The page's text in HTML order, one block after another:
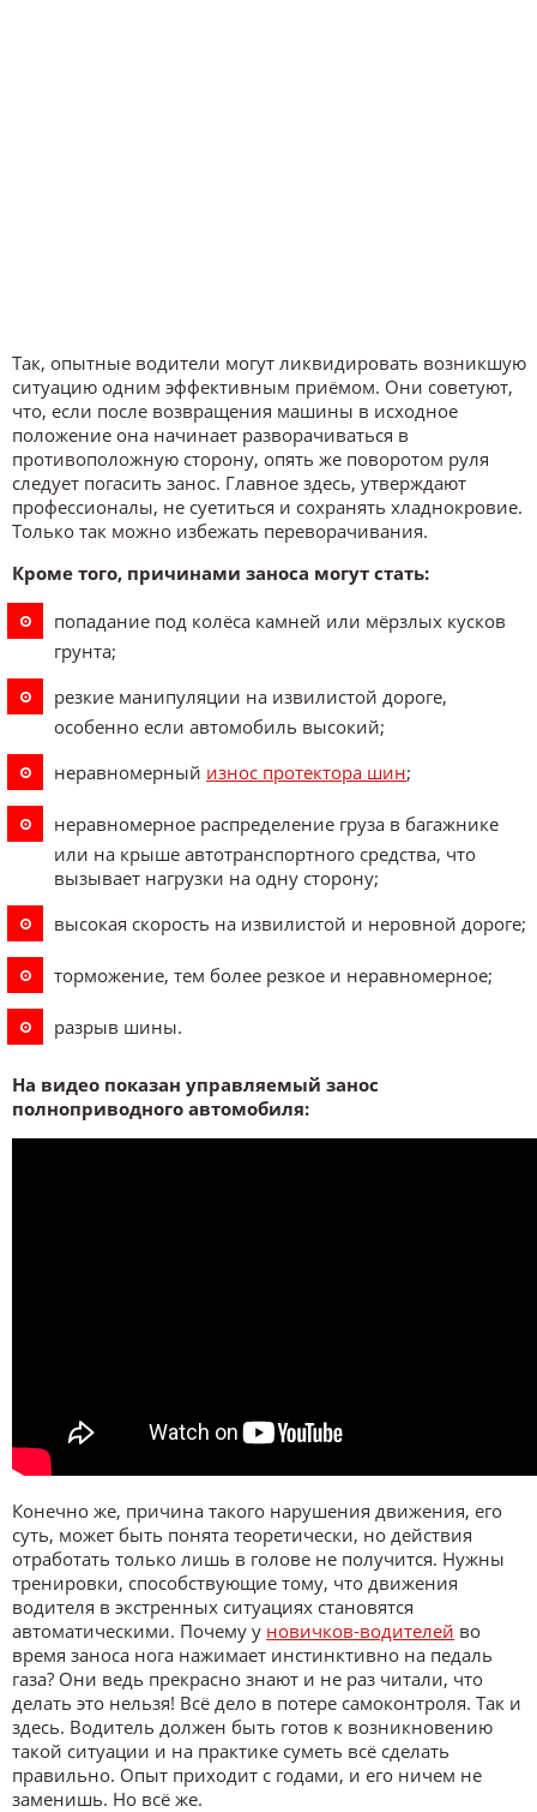
Так, опытные водители могут ликвидировать возникшую
ситуацию одним эффективным приёмом. Они советуют,
что, если после возвращения машины в исходное
положение она начинает разворачиваться в
противоположную сторону, опять же поворотом руля
следует погасить занос. Главное здесь, утверждают
профессионалы, не суетиться и сохранять хладнокровие.
Только так можно избежать переворачивания.
Кроме того, причинами заноса могут стать:
попадание под колёса камней или мёрзлых кусков
грунта;
резкие манипуляции на извилистой дороге,
особенно если автомобиль высокий;
неравномерный износ протектора шин;
неравномерное распределение груза в багажнике
или на крыше автотранспортного средства, что
вызывает нагрузки на одну сторону;
высокая скорость на извилистой и неровной дороге;
торможение, тем более резкое и неравномерное;
разрыв шины.
На видео показан управляемый занос
полноприводного автомобиля:
Конечно же, причина такого нарушения движения, его
суть, может быть понята теоретически, но действия
отработать только лишь в голове не получится. Нужны
тренировки, способствующие тому, что движения
водителя в экстренных ситуациях становятся
автоматическими. Почему у новичков-водителей во
время заноса нога нажимает инстинктивно на педаль
газа? Они ведь прекрасно знают и не раз читали, что
делать это нельзя! Всё дело в потере самоконтроля. Так и
здесь. Водитель должен быть готов к возникновению
такой ситуации и на практике суметь всё сделать
правильно. Опыт приходит с годами, и его ничем не
заменишь. Но всё же.